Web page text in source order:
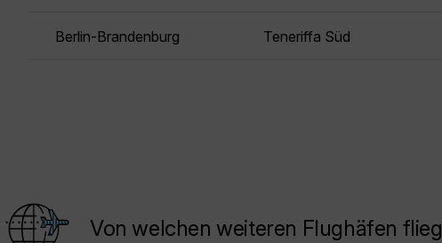
Berlin-Brandenburg Teneriffa Süd
Von welchen weiteren Flughäfen